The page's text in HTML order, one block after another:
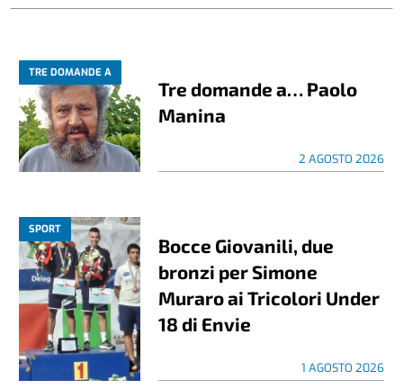
TRE DOMANDE A
Tre domande a… Paolo
Manina
2 AGOSTO 2026
SPORT
Bocce Giovanili, due
bronzi per Simone
Muraro ai Tricolori Under
18 di Envie
1 AGOSTO 2026